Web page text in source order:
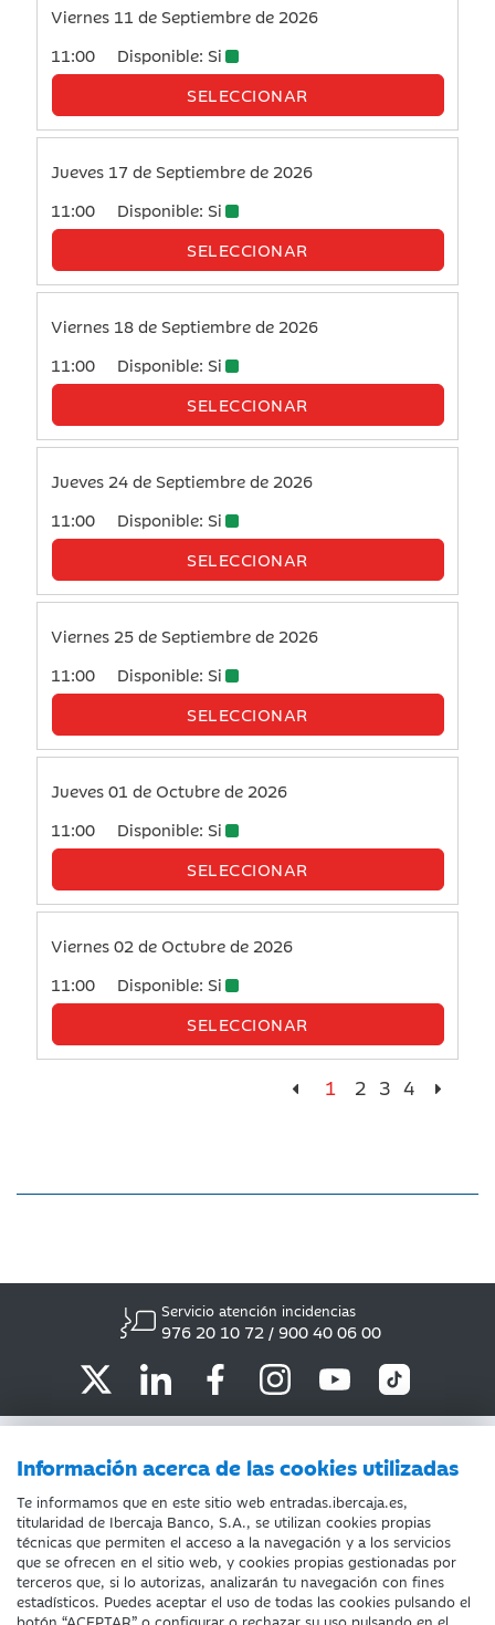
Información acerca de las cookies utilizadas
Te informamos que en este sitio web entradas.ibercaja.es,
titularidad de Ibercaja Banco, S.A., se utilizan cookies propias
técnicas que permiten el acceso a la navegación y a los servicios
que se ofrecen en el sitio web, y cookies propias gestionadas por
terceros que, si lo autorizas, analizarán tu navegación con fines
estadísticos. Puedes aceptar el uso de todas las cookies pulsando el
botón “ACEPTAR” o configurar o rechazar su uso pulsando en el
Servicio atención incidencias
976 20 10 72 / 900 40 06 00
INFORMACIÓN COMERCIAL IBERCAJA
AVISO LEGAL